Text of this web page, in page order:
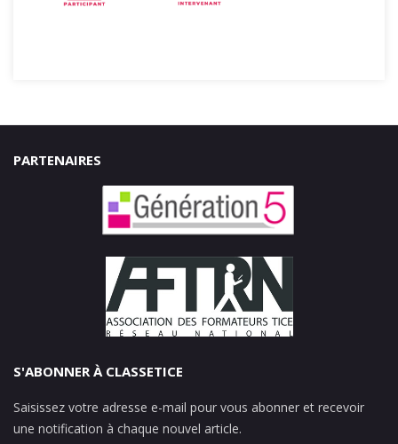
PARTENAIRES
S'ABONNER À CLASSETICE
Saisissez votre adresse e-mail pour vous abonner et recevoir
une notification à chaque nouvel article.